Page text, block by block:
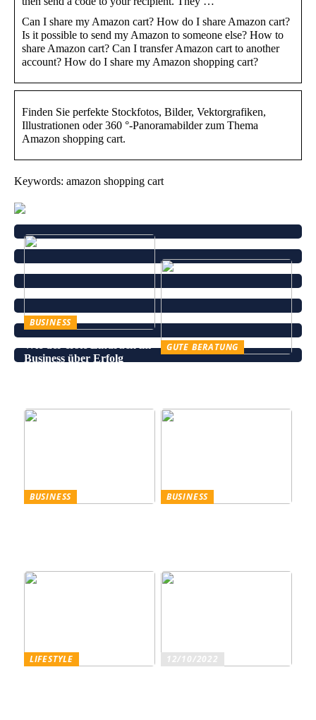
Can I share my Amazon cart? How do I share Amazon cart?
Is it possible to send my Amazon to someone else? How to
share Amazon cart? Can I transfer Amazon cart to another
account? How do I share my Amazon shopping cart?
Finden Sie perfekte Stockfotos, Bilder, Vektorgrafiken,
Illustrationen oder 360 °-Panoramabilder zum Thema
Amazon shopping cart.
Keywords: amazon shopping cart
BUSINESS
Business über Erfolg
GUTE BERATUNG
BUSINESS
BUSINESS
LIFESTYLE
12/10/2022